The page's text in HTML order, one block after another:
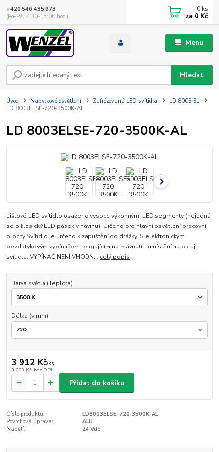
Menu
Hledat
+420 546 435 973
(Po-Pá, 7:30-15:00 hod.)
0 ks
za 0 Kč
Úvod Nábytkové osvětlení Zafrézovaná LED svítidla
LD 8003 EL
LD 8003ELSE-720-3500K-AL
LD 8003ELSE-720-3500K-AL
Lištové LED svítidlo osazeno vysoce výkonnými LED segmenty (nejedná
se o klasický LED pásek v návinu). Určeno pro hlavní osvětlení pracovní
plochy.Svítidlo je určeno k zapuštění do drážky. S elektronickým
bezdotykovým vypínačem reagujícím na mávnutí - umístění na okraji
svítidla. VYPÍNAČ NENÍ VHODN... celý popis
Barva světla (Teplota)
Délka (v mm)
3 912 Kč/ks
3 233 Kč bez DPH
Přidat do košíku
Číslo produktu:
LD8003ELSE-720-3500K-AL
Povrchová úprava:
ALU
Napětí:
24 Vdc